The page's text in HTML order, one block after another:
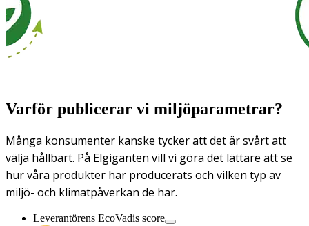
Varför publicerar vi miljöparametrar?
Många konsumenter kanske tycker att det är svårt att
välja hållbart. På Elgiganten vill vi göra det lättare att se
hur våra produkter har producerats och vilken typ av
miljö- och klimatpåverkan de har.
Leverantörens EcoVadis score